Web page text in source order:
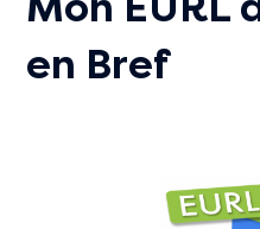
en Bref